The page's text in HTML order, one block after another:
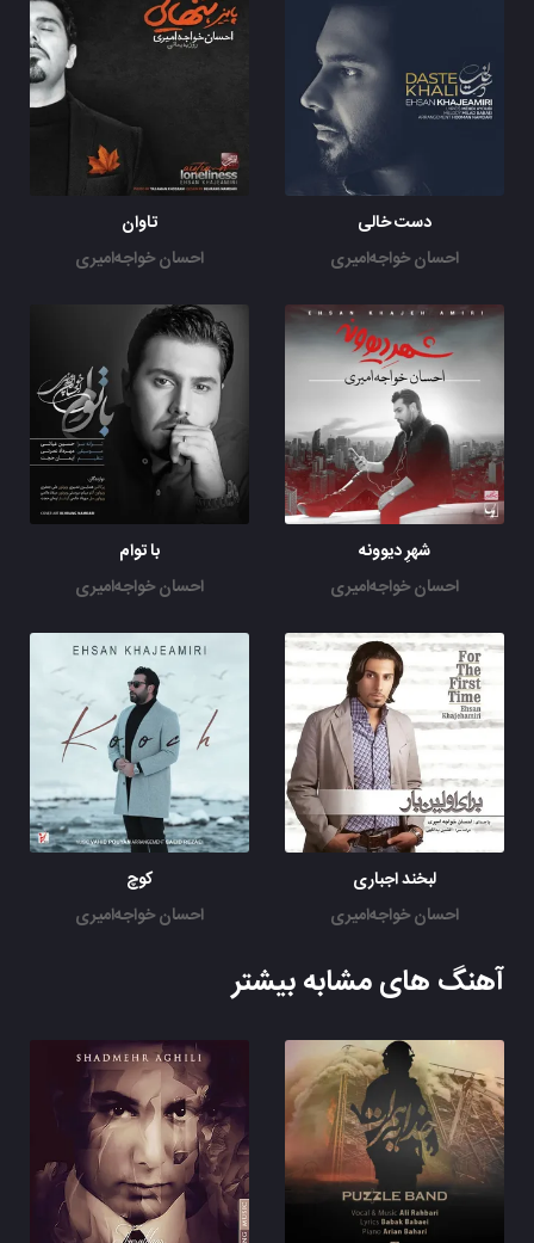
دست خالی
احسان خواجه‌امیری
تاوان
احسان خواجه‌امیری
شهرِ دیوونه
احسان خواجه‌امیری
با توام
احسان خواجه‌امیری
لبخند اجباری
احسان خواجه‌امیری
کوچ
احسان خواجه‌امیری
آهنگ های مشابه بیشتر